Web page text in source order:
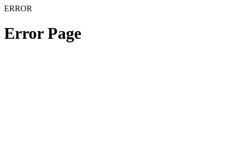
ERROR
Error Page